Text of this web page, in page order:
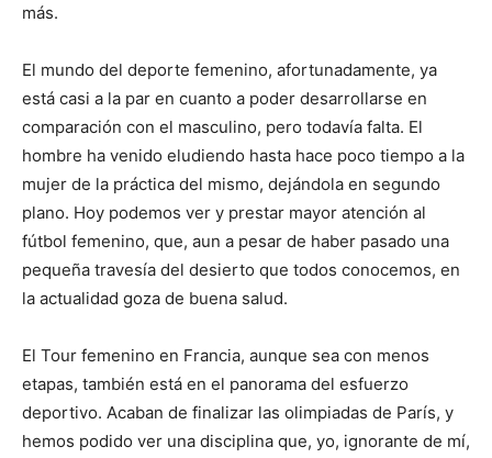
más.
El mundo del deporte femenino, afortunadamente, ya
está casi a la par en cuanto a poder desarrollarse en
comparación con el masculino, pero todavía falta. El
hombre ha venido eludiendo hasta hace poco tiempo a la
mujer de la práctica del mismo, dejándola en segundo
plano. Hoy podemos ver y prestar mayor atención al
fútbol femenino, que, aun a pesar de haber pasado una
pequeña travesía del desierto que todos conocemos, en
la actualidad goza de buena salud.
El Tour femenino en Francia, aunque sea con menos
etapas, también está en el panorama del esfuerzo
deportivo. Acaban de finalizar las olimpiadas de París, y
hemos podido ver una disciplina que, yo, ignorante de mí,